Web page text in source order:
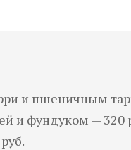
и пшеничным
и фундуком — 320